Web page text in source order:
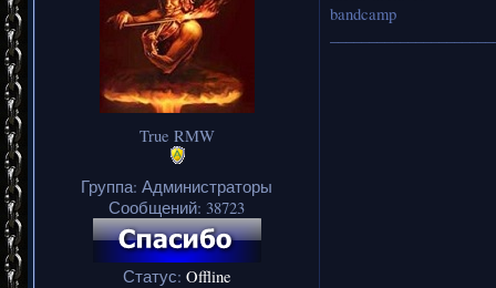
True RMW
Группа: Администраторы
Сообщений: 38723
Статус: Offline
bandcamp